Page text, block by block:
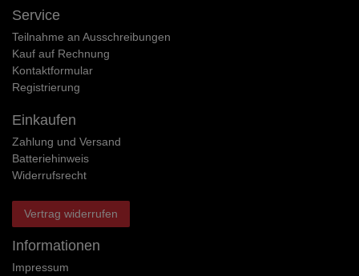
Service
Teilnahme an Ausschreibungen
Kauf auf Rechnung
Kontaktformular
Registrierung
Einkaufen
Zahlung und Versand
Batteriehinweis
Widerrufs­recht
Vertrag widerrufen
Informationen
Impressum